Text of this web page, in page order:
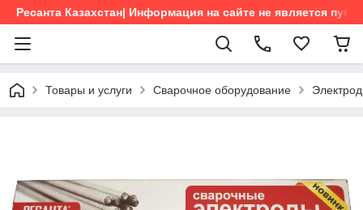
Ресанта Казахстан| Информация на сайте не является
Товары и услуги Сварочное оборудование